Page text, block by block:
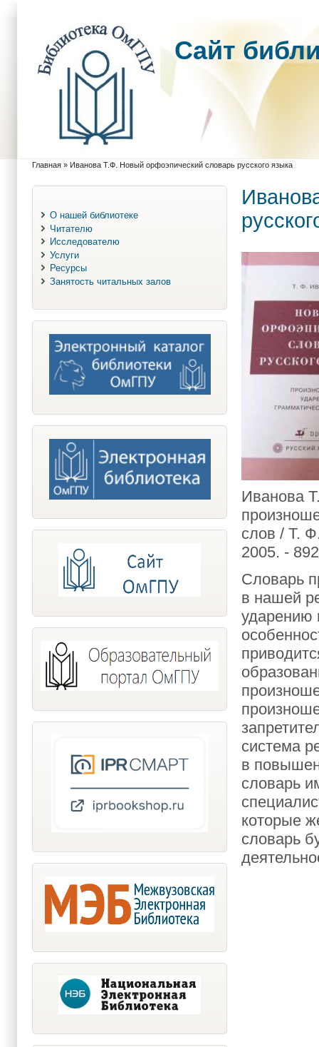
Cайт
Главная » Иванова Т.Ф. Новый орфоэпический словарь русского языка
Иванова
слов / Т.
2005. -
Словарь
в нашей
ударению
система
в
словарь
которые
словарь
О нашей библиотеке
Читателю
Исследователю
Услуги
Ресурсы
Занятость читальных залов